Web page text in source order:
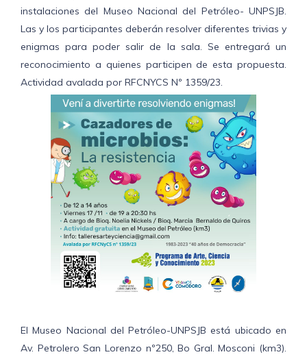
instalaciones del Museo Nacional del Petróleo- UNPSJB.
Las y los participantes deberán resolver diferentes trivias y
enigmas para poder salir de la sala. Se entregará un
reconocimiento a quienes participen de esta propuesta.
Actividad avalada por RFCNYCS Nº 1359/23.
El Museo Nacional del Petróleo-UNPSJB está ubicado en
Av. Petrolero San Lorenzo nº250, Bo Gral. Mosconi (km3).